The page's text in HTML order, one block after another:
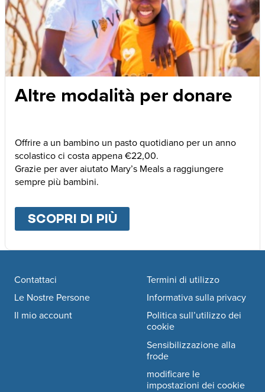
Altre modalità per donare
Offrire a un bambino un pasto quotidiano per un anno
scolastico ci costa appena €22,00.
Grazie per aver aiutato Mary’s Meals a raggiungere
sempre più bambini.
SCOPRI DI PIÙABOUT
Footer navigation
Contattaci
Le Nostre Persone
Il mio account
Termini di utilizzo
Informativa sulla privacy
Politica sull’utilizzo dei
cookie
Sensibilizzazione alla
frode
modificare le
impostazioni dei cookie